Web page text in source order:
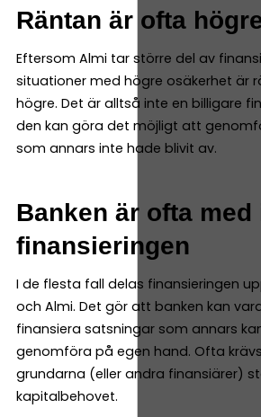
Räntan är ofta
Eftersom Almi tar större del av
situationer med högre osäkerhet är
högre. Det är alltså inte en billigare
den kan göra det möjligt att
som annars inte hade blivit av.
Banken är ofta med
finansieringen
I de flesta fall delas finansieringen
och Almi. Det gör att banken kan
finansiera satsningar som annars
genomföra på egen hand. Ofta
grundarna (eller andra finansiärer)
kapitalbehovet.